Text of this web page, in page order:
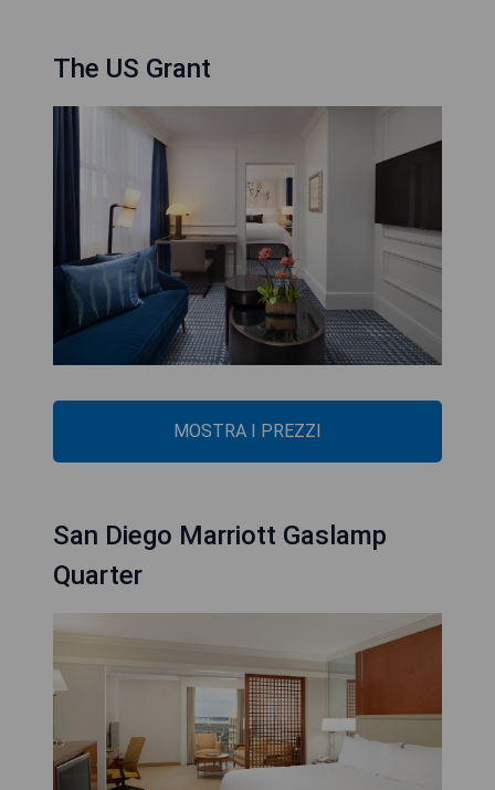
The US Grant
MOSTRA I PREZZI
San Diego Marriott Gaslamp
Quarter